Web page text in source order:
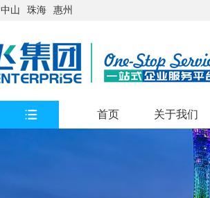
中山 珠海 惠州
首页 关于我们